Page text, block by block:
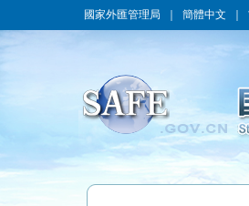
國家外匯管理局 簡體中文